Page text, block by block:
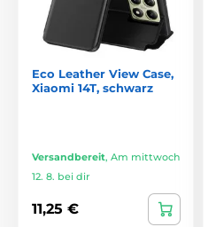
Eco Leather View Case,
Xiaomi 14T, schwarz
Versandbereit, Am mittwoch
12. 8. bei dir
11,25 €